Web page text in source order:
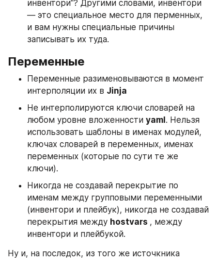
инвентори"? Другими словами, инвентори
— это специальное место для перменных,
и вам нужны специальные причины
записывать их туда.
Переменные
Переменные разименовываются в момент
интерполяции их в Jinja
Не интерполируются ключи словарей на
любом уровне вложенности yaml . Нельзя
использовать шаблоны в именах модулей,
ключах словарей в переменных, именах
переменных (которые по сути те же
ключи).
Никогда не создавай перекрытие по
именам между групповыми переменными
(инвентори и плейбук), никогда не создавай
перекрытия между hostvars , между
инвентори и плейбукой.
Ну и, на последок, из того же источкника